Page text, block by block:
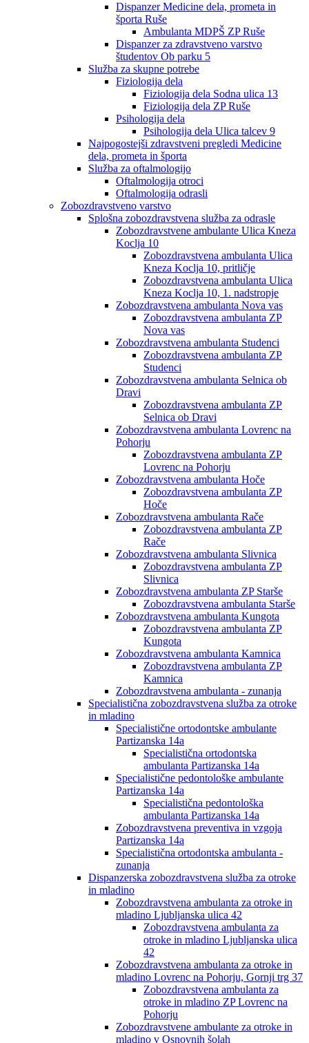
Dispanzer Medicine dela, prometa in
športa Ruše
Ambulanta MDPŠ ZP Ruše
Dispanzer za zdravstveno varstvo
študentov Ob parku 5
Služba za skupne potrebe
Fiziologija dela
Fiziologija dela Sodna ulica 13
Fiziologija dela ZP Ruše
Psihologija dela
Psihologija dela Ulica talcev 9
Najpogostejši zdravstveni pregledi Medicine
dela, prometa in športa
Služba za oftalmologijo
Oftalmologija otroci
Oftalmologija odrasli
Zobozdravstveno varstvo
Splošna zobozdravstvena služba za odrasle
Zobozdravstvene ambulante Ulica Kneza
Koclja 10
Zobozdravstvena ambulanta Ulica
Kneza Koclja 10, pritličje
Zobozdravstvena ambulanta Ulica
Kneza Koclja 10, 1. nadstropje
Zobozdravstvena ambulanta Nova vas
Zobozdravstvena ambulanta ZP
Nova vas
Zobozdravstvena ambulanta Studenci
Zobozdravstvena ambulanta ZP
Studenci
Zobozdravstvena ambulanta Selnica ob
Dravi
Zobozdravstvena ambulanta ZP
Selnica ob Dravi
Zobozdravstvena ambulanta Lovrenc na
Pohorju
Zobozdravstvena ambulanta ZP
Lovrenc na Pohorju
Zobozdravstvena ambulanta Hoče
Zobozdravstvena ambulanta ZP
Hoče
Zobozdravstvena ambulanta Rače
Zobozdravstvena ambulanta ZP
Rače
Zobozdravstvena ambulanta Slivnica
Zobozdravstvena ambulanta ZP
Slivnica
Zobozdravstvena ambulanta ZP Starše
Zobozdravstvena ambulanta Starše
Zobozdravstvena ambulanta Kungota
Zobozdravstvena ambulanta ZP
Kungota
Zobozdravstvena ambulanta Kamnica
Zobozdravstvena ambulanta ZP
Kamnica
Zobozdravstvena ambulanta - zunanja
Specialistična zobozdravstvena služba za otroke
in mladino
Specialistične ortodontske ambulante
Partizanska 14a
Specialistična ortodontska
ambulanta Partizanska 14a
Specialistične pedontološke ambulante
Partizanska 14a
Specialistična pedontološka
ambulanta Partizanska 14a
Zobozdravstvena preventiva in vzgoja
Partizanska 14a
Specialistična ortodontska ambulanta -
zunanja
Dispanzerska zobozdravstvena služba za otroke
in mladino
Zobozdravstvena ambulanta za otroke in
mladino Ljubljanska ulica 42
Zobozdravstvena ambulanta za
otroke in mladino Ljubljanska ulica
42
Zobozdravstvena ambulanta za otroke in
mladino Lovrenc na Pohorju, Gornji trg 37
Zobozdravstvena ambulanta za
otroke in mladino ZP Lovrenc na
Pohorju
Zobozdravstvene ambulante za otroke in
mladino v Osnovnih šolah